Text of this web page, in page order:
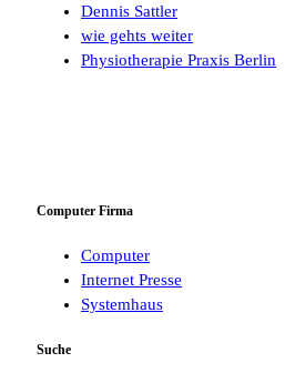
Dennis Sattler
wie gehts weiter
Physiotherapie Praxis Berlin
Computer Firma
Computer
Internet Presse
Systemhaus
Suche